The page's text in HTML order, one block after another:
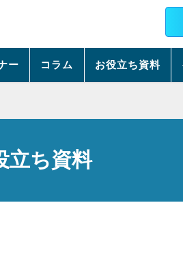
ー コラム お役立ち資料
立ち資料